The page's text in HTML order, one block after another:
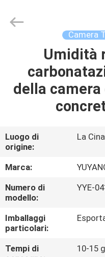
PRODOTTI
VR
CIRCA
NOI
GIRO
DELLA
FABBRICA
YUYANG
INSTRUMENT
Camera
Umidità
della camera
Luogo di
origine:
La Cina
Marca:
Numero di
modello:
YYE-
Imballaggi
particolari:
Tempi di
10-15